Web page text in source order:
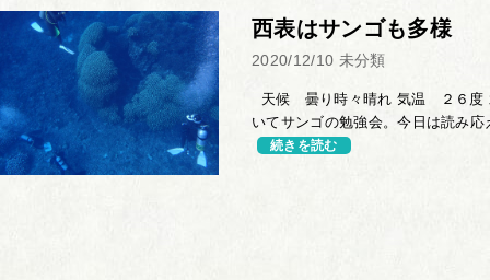
西表はサンゴも多様
2020/12/10 未分類
天候 曇り時々晴れ 気温 ２６
いてサンゴの勉強会。今日は読み
続きを読む